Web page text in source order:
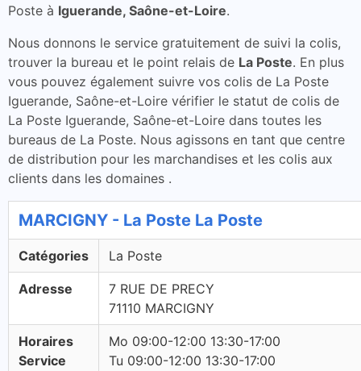
Poste à Iguerande, Saône-et-Loire.
Nous donnons le service gratuitement de suivi la colis,
trouver la bureau et le point relais de La Poste. En plus
vous pouvez également suivre vos colis de La Poste
Iguerande, Saône-et-Loire vérifier le statut de colis de
La Poste Iguerande, Saône-et-Loire dans toutes les
bureaus de La Poste. Nous agissons en tant que centre
de distribution pour les marchandises et les colis aux
clients dans les domaines .
MARCIGNY - La Poste La Poste
Catégories La Poste
Adresse
7 RUE DE PRECY
71110 MARCIGNY
Horaires
Service
Mo 09:00-12:00 13:30-17:00
Tu 09:00-12:00 13:30-17:00